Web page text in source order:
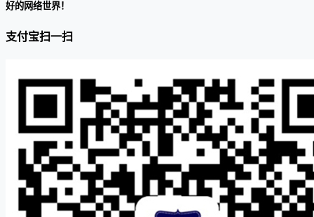
好的网络世界！
支付宝扫一扫